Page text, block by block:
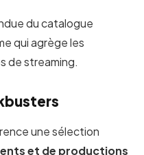
du catalogue
qui agrège les
de streaming.
une sélection
et de productions